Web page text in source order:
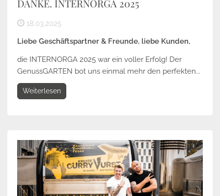
DANKE. INTERNORGA 2025
18.03.2025
Liebe Geschäftspartner & Freunde, liebe Kunden,
die INTERNORGA 2025 war ein voller Erfolg! Der
GenussGARTEN bot uns einmal mehr den perfekten...
Weiterlesen